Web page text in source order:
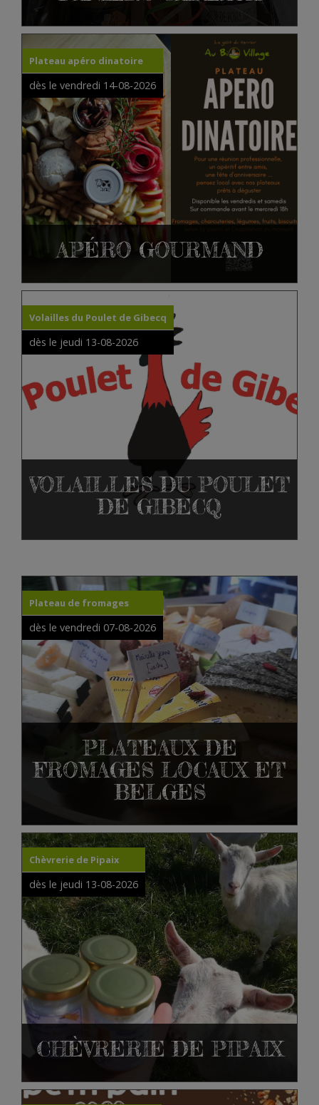
Plateau apéro dinatoire
dès le vendredi 14-08-2026
APÉRO GOURMAND
Volailles du Poulet de Gibecq
dès le jeudi 13-08-2026
VOLAILLES DU POULET
DE GIBECQ
Plateau de fromages
dès le vendredi 07-08-2026
PLATEAUX DE
FROMAGES LOCAUX ET
BELGES
Chèvrerie de Pipaix
dès le jeudi 13-08-2026
CHÈVRERIE DE PIPAIX